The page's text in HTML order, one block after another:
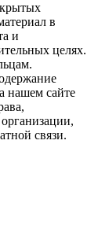
в
и
целях.
нашем сайте
связи.